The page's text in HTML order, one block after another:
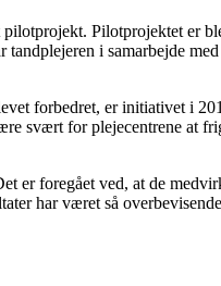
Pilotprojektet er
i samarbejde
forbedret, er initiativet i
svært for plejecentrene at
foregået ved, at de
har været så